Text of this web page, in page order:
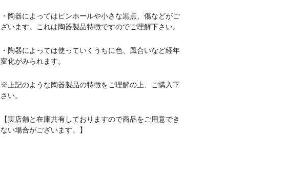
・陶器によってはピンホールや小さな黒点、傷などがご
ざいます。これは陶器製品特徴ですのでご理解下さい。
・陶器によっては使っていくうちに色、風合いなど経年
変化がみられます。
※上記のような陶器製品の特徴をご理解の上、ご購入下
さい。
【実店舗と在庫共有しておりますので商品をご用意でき
ない場合がございます。】